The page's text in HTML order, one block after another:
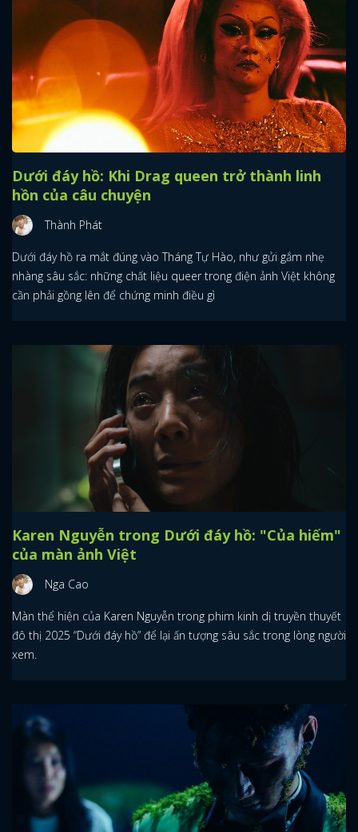
Dưới đáy hồ: Khi Drag queen trở thành linh
hồn của câu chuyện
Thành Phát
Dưới đáy hồ ra mắt đúng vào Tháng Tự Hào, như gửi gắm nhẹ
nhàng sâu sắc: những chất liệu queer trong điện ảnh Việt không
cần phải gồng lên để chứng minh điều gì
Karen Nguyễn trong Dưới đáy hồ: "Của hiếm"
của màn ảnh Việt
Nga Cao
Màn thể hiện của Karen Nguyễn trong phim kinh dị truyền thuyết
đô thị 2025 “Dưới đáy hồ” để lại ấn tượng sâu sắc trong lòng người
xem.